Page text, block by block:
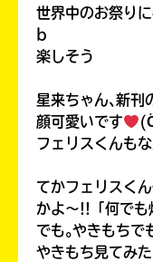
世界中のお祭り
b
楽しそう
星来ちゃん､新刊
顔可愛いです
フェリスくんも
てかフェリスく
かよ〜!!「何でも
でも｡やきもちで
やきもち見てみ